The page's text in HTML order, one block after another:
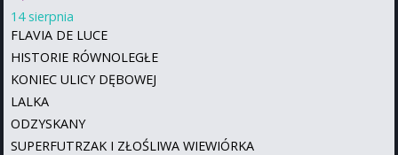
14 sierpnia
FLAVIA DE LUCE
HISTORIE RÓWNOLEGŁE
KONIEC ULICY DĘBOWEJ
LALKA
ODZYSKANY
SUPERFUTRZAK I ZŁOŚLIWA WIEWIÓRKA